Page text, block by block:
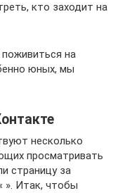
кто заходит на
на
юных, мы
несколько
просматривать
страницу за
». Итак, чтобы